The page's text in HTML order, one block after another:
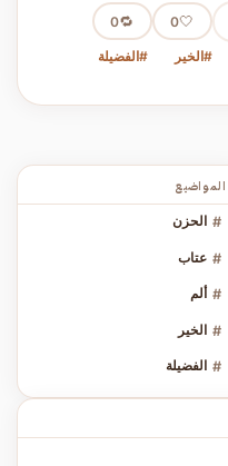
🤍
0
🔁
0
#الخير #الفضيلة
المواضيع
# الحزن
# عتاب
# ألم
# الخير
# الفضيلة